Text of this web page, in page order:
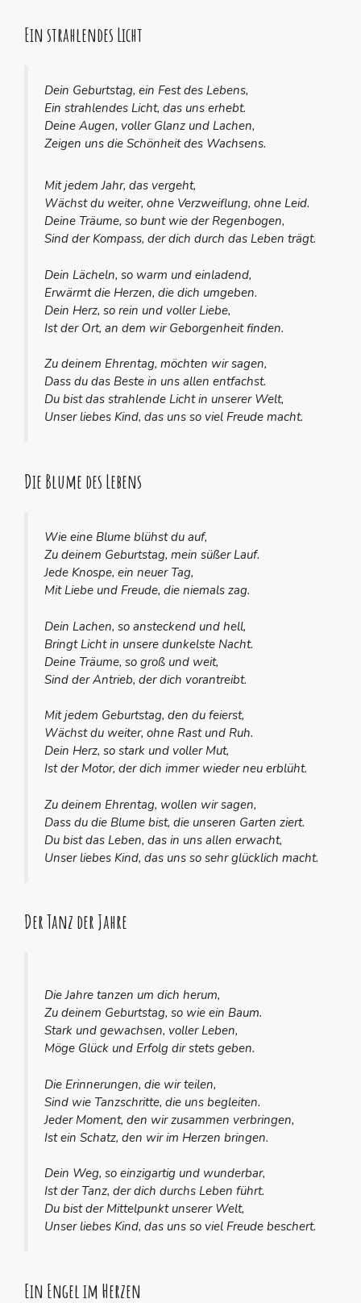
Ein strahlendes Licht
Dein Geburtstag, ein Fest des Lebens,
Ein strahlendes Licht, das uns erhebt.
Deine Augen, voller Glanz und Lachen,
Zeigen uns die Schönheit des Wachsens.
Mit jedem Jahr, das vergeht,
Wächst du weiter, ohne Verzweiflung, ohne Leid.
Deine Träume, so bunt wie der Regenbogen,
Sind der Kompass, der dich durch das Leben trägt.
Dein Lächeln, so warm und einladend,
Erwärmt die Herzen, die dich umgeben.
Dein Herz, so rein und voller Liebe,
Ist der Ort, an dem wir Geborgenheit finden.
Zu deinem Ehrentag, möchten wir sagen,
Dass du das Beste in uns allen entfachst.
Du bist das strahlende Licht in unserer Welt,
Unser liebes Kind, das uns so viel Freude macht.
Die Blume des Lebens
Wie eine Blume blühst du auf,
Zu deinem Geburtstag, mein süßer Lauf.
Jede Knospe, ein neuer Tag,
Mit Liebe und Freude, die niemals zag.
Dein Lachen, so ansteckend und hell,
Bringt Licht in unsere dunkelste Nacht.
Deine Träume, so groß und weit,
Sind der Antrieb, der dich vorantreibt.
Mit jedem Geburtstag, den du feierst,
Wächst du weiter, ohne Rast und Ruh.
Dein Herz, so stark und voller Mut,
Ist der Motor, der dich immer wieder neu erblüht.
Zu deinem Ehrentag, wollen wir sagen,
Dass du die Blume bist, die unseren Garten ziert.
Du bist das Leben, das in uns allen erwacht,
Unser liebes Kind, das uns so sehr glücklich macht.
Der Tanz der Jahre
Die Jahre tanzen um dich herum,
Zu deinem Geburtstag, so wie ein Baum.
Stark und gewachsen, voller Leben,
Möge Glück und Erfolg dir stets geben.
Die Erinnerungen, die wir teilen,
Sind wie Tanzschritte, die uns begleiten.
Jeder Moment, den wir zusammen verbringen,
Ist ein Schatz, den wir im Herzen bringen.
Dein Weg, so einzigartig und wunderbar,
Ist der Tanz, der dich durchs Leben führt.
Du bist der Mittelpunkt unserer Welt,
Unser liebes Kind, das uns so viel Freude beschert.
Ein Engel im Herzen